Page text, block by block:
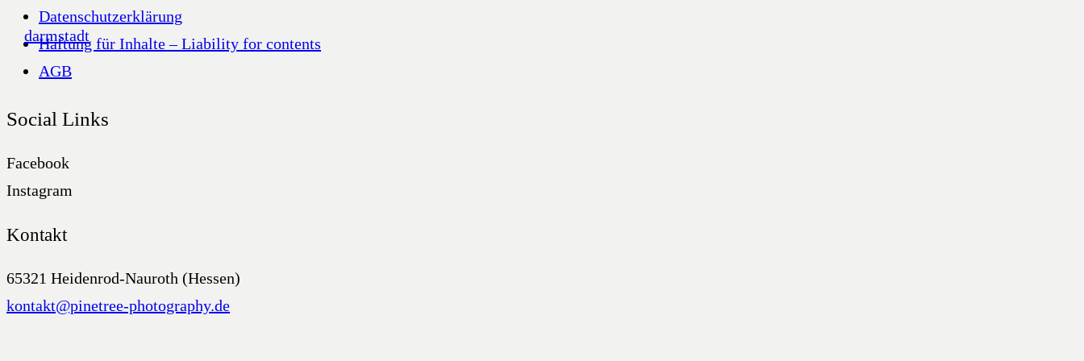
Datenschutzerklärung
Haftung für Inhalte – Liability for contents
AGB
Social Links
Facebook
Instagram
Kontakt
65321 Heidenrod-Nauroth (Hessen)
kontakt@pinetree-photography.de